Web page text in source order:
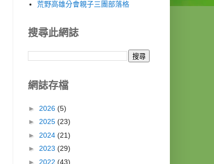
荒野高雄分會親子三團部落格
搜尋此網誌
網誌存檔
► 2026 (5)
► 2025 (23)
► 2024 (21)
► 2023 (29)
► 2022 (43)